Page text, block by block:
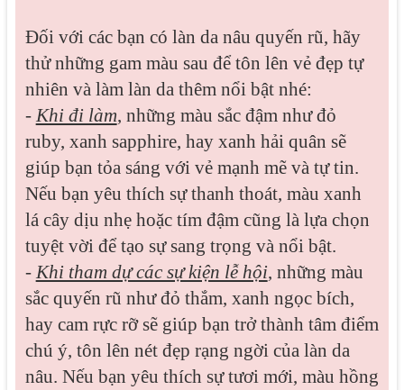
Đối với các bạn có làn da nâu quyến rũ, hãy
thử những gam màu sau để tôn lên vẻ đẹp tự
nhiên và làm làn da thêm nổi bật nhé:
- Khi đi làm, những màu sắc đậm như đỏ
ruby, xanh sapphire, hay xanh hải quân sẽ
giúp bạn tỏa sáng với vẻ mạnh mẽ và tự tin.
Nếu bạn yêu thích sự thanh thoát, màu xanh
lá cây dịu nhẹ hoặc tím đậm cũng là lựa chọn
tuyệt vời để tạo sự sang trọng và nổi bật.
- Khi tham dự các sự kiện lễ hội, những màu
sắc quyến rũ như đỏ thắm, xanh ngọc bích,
hay cam rực rỡ sẽ giúp bạn trở thành tâm điểm
chú ý, tôn lên nét đẹp rạng ngời của làn da
nâu. Nếu bạn yêu thích sự tươi mới, màu hồng